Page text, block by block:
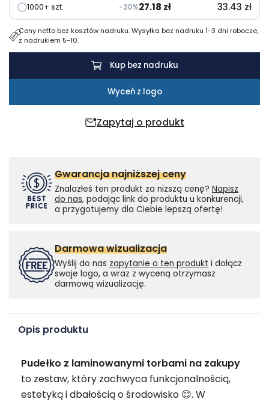
Zapytaj o produkt
1000+ szt. −20%27.18 zł 33.43 zł
Ceny netto bez kosztów nadruku. Wysyłka bez nadruku 1-3 dni robocze,
z nadrukiem 5-10.
Kup bez nadruku
Wyceń z logo
Gwarancja najniższej ceny
Znalazłeś ten produkt za niższą cenę? Napisz
do nas, podając link do produktu u konkurencji,
a przygotujemy dla Ciebie lepszą ofertę!
Darmowa wizualizacja
Wyślij do nas zapytanie o ten produkt i dołącz
swoje logo, a wraz z wyceną otrzymasz
darmową wizualizację.
Opis produktu
Pudełko z laminowanymi torbami na zakupy
to zestaw, który zachwyca funkcjonalnością,
estetyką i dbałością o środowisko 😊. W